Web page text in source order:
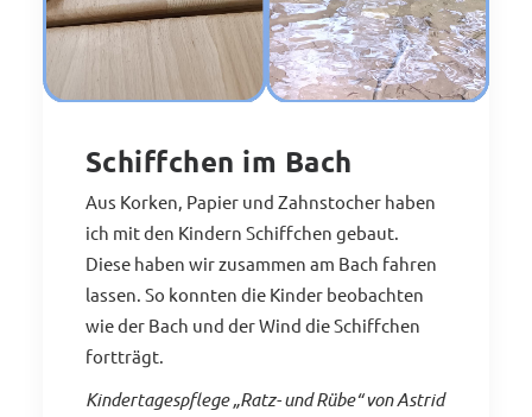
Schiffchen im Bach
Aus Korken, Papier und Zahnstocher haben
ich mit den Kindern Schiffchen gebaut.
Diese haben wir zusammen am Bach fahren
lassen. So konnten die Kinder beobachten
wie der Bach und der Wind die Schiffchen
fortträgt.
Kindertagespflege „Ratz- und Rübe“ von Astrid